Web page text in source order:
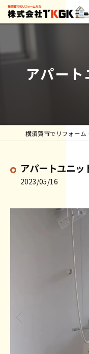
アパー
アパートユニッ
2023/05/16